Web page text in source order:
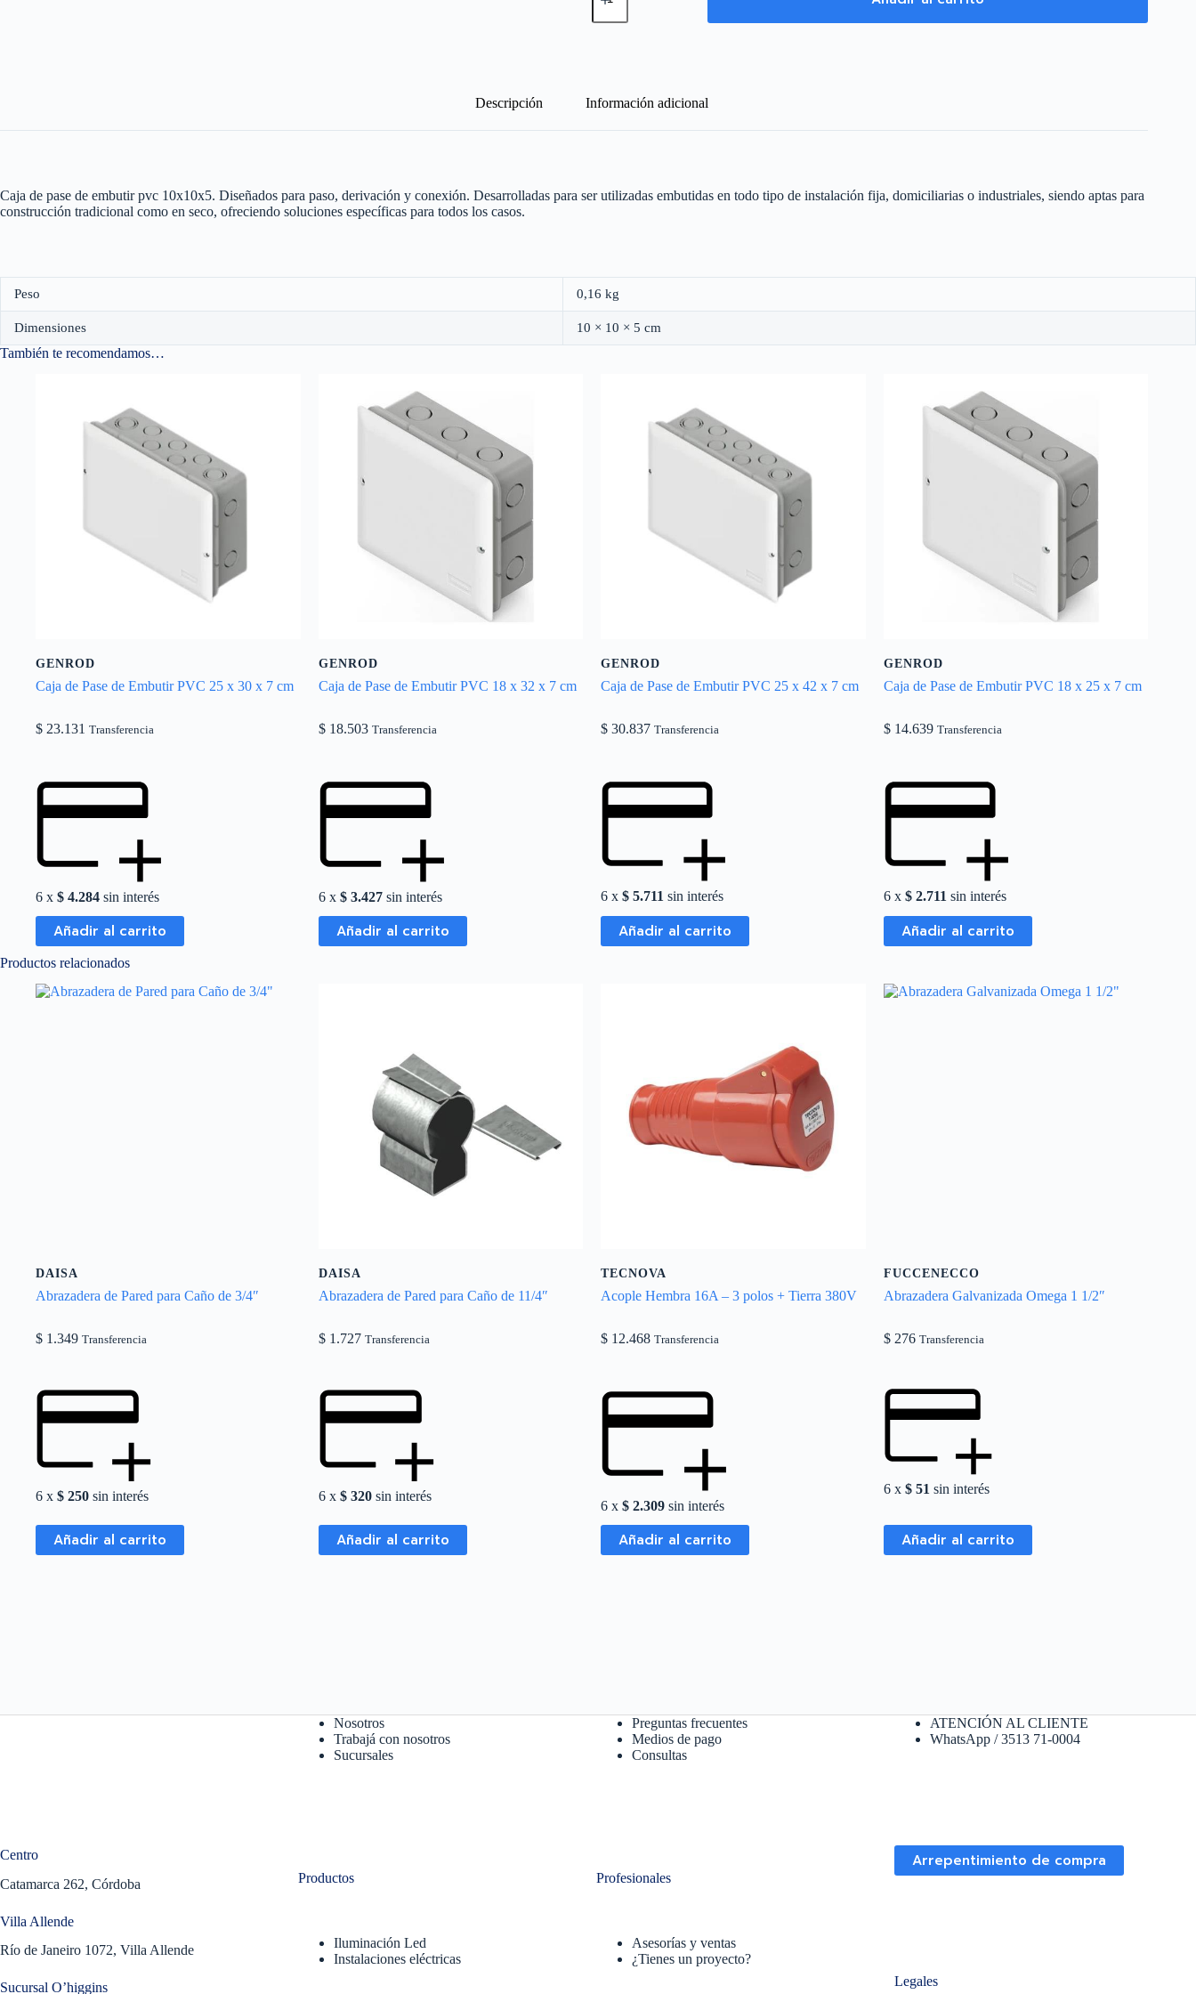
de
10
5
Descripción Información adicional
Caja de pase de embutir pvc 10x10x5. Diseñados para paso, derivación y conexión. Desarrolladas para ser utilizadas embutidas en todo tipo de instalación fija, domiciliarias o industriales, siendo aptas para
construcción tradicional como en seco, ofreciendo soluciones específicas para todos los casos.
Peso 0,16 kg
Dimensiones 10 × 10 × 5 cm
También te recomendamos…
GENROD
Caja de Pase de Embutir PVC 25 x 30 x 7 cm
$ 23.131 Transferencia
6 x $ 4.284 sin interés
Añadir al carrito
GENROD
Caja de Pase de Embutir PVC 18 x 32 x 7 cm
$18.503 Transferencia
6 x $3.427sin interés
Añadir al carrito
GENROD
Caja de Pase de Embutir PVC 25 x 42 x 7 cm
$ 30.837 Transferencia
6 x$ 5.711 sin interés
Añadir al carrito
GENROD
Caja de Pase de Embutir PVC 18 x 25 x 7 cm
$14.639 Transferencia
6 x $2.711 sin interés
Añadir al carrito
Productos relacionados
DAISA
Abrazadera de Pared para Caño de 3/4″
$ 1.349 Transferencia
6 x $ 250 sin interés
Añadir al carrito
DAISA
Abrazadera de Pared para Caño de 11/4″
$1.727 Transferencia
6 x $320sin interés
Añadir al carrito
TECNOVA
Acople Hembra 16A – 3 polos + Tierra 380V
$ 12.468 Transferencia
6 x$ 2.309 sin interés
Añadir al carrito
FUCCENECCO
Abrazadera Galvanizada Omega 1 1/2″
$276 Transferencia
6 x $51 sin interés
Añadir al carrito
Centro
Catamarca 262, Córdoba
Villa Allende
Río de Janeiro 1072, Villa Allende
Sucursal O’higgins
Nosotros
Trabajá con nosotros
Sucursales
Productos
Iluminación Led
Instalaciones eléctricas
Preguntas frecuentes
Medios de pago
Consultas
Profesionales
Asesorías y ventas
¿Tienes un proyecto?
ATENCIÓN AL CLIENTE
WhatsApp / 3513 71-0004
Arrepentimiento de compra
Legales